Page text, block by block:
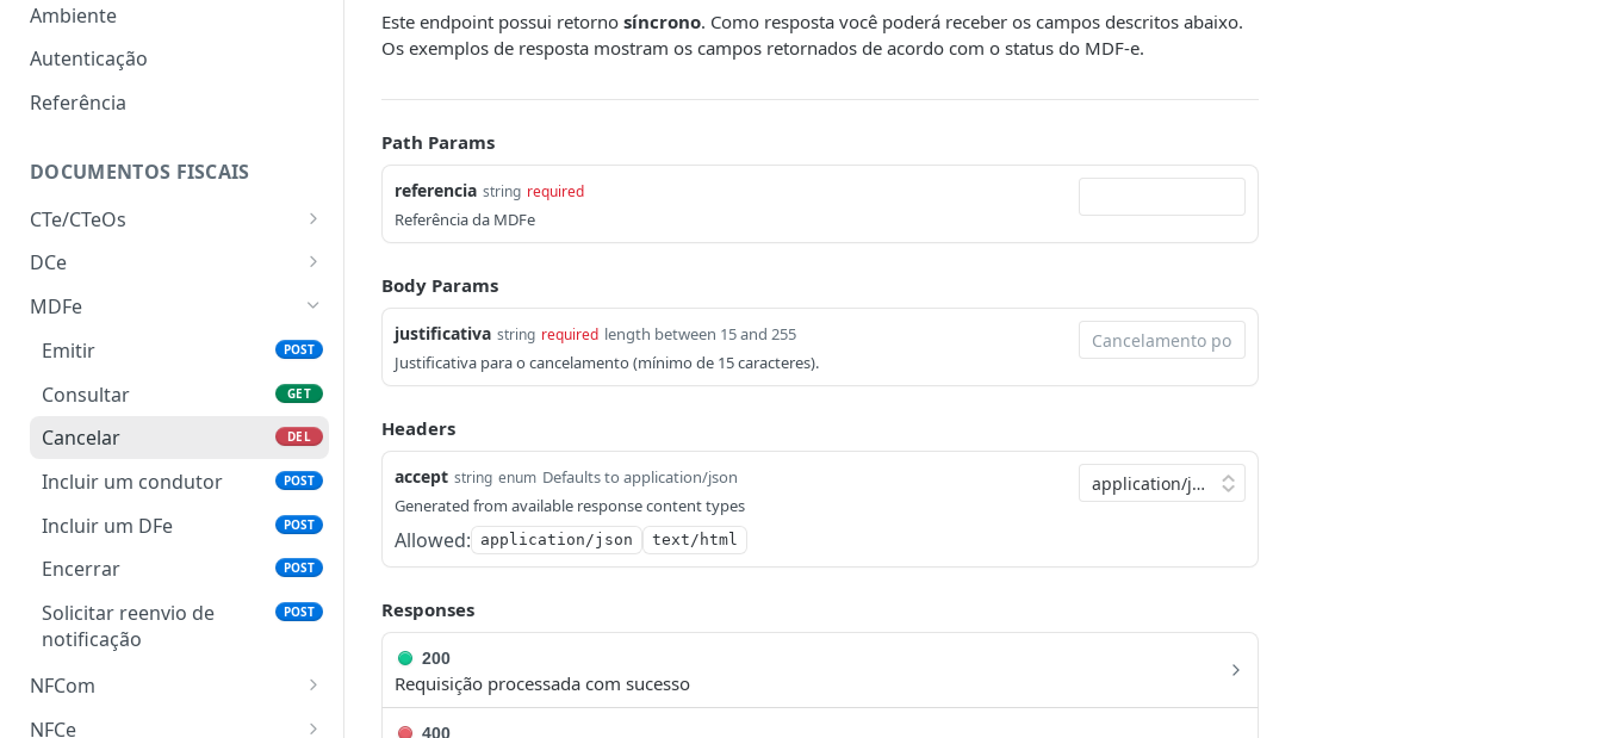
Ambiente
Autenticação
Referência
DOCUMENTOS FISCAIS
CTe/CTeOs
Emitir CTe
Emitir CT-e OS
Emitir CT-e Simplificado POST
Consultar GET
Cancelar DEL
Carta de correção POST
Solicitar reenvio de
POST
DCe
Emitir
Consultar GET
Cancelar DEL
Solicitar reenvio de
POST
MDFe
Emitir
POST
Consultar GET
Cancelar DEL
Incluir um condutor POST
Incluir um DFe POST
Encerrar POST
Solicitar reenvio de
notificação
POST
NFCom
Emitir
NFCe
Este endpoint possui retorno síncrono. Como resposta você poderá receber os campos descritos abaixo.
Os exemplos de resposta mostram os campos retornados de acordo com o status do MDF-e.
Path Params
referencia string required
Referência da MDFe
Body Params
justificativa string required length between 15 and 255
Justificativa para o cancelamento (mínimo de 15 caracteres).
Headers
accept string enum Defaults to application/json
Generated from available response content types
Allowed: application/json text/html
Responses
200
Requisição processada com sucesso
400